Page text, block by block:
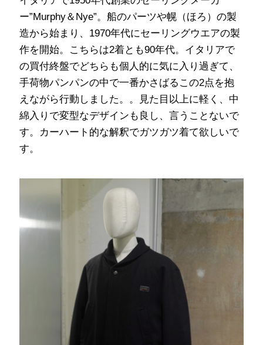
ー”Murphy＆Nye”。船のパーツや幌（ほろ）の製
造から始まり、1970年代にセーリングウエアの製
作を開始。こちらは2着とも90年代。イタリアで
の買付終盤でどちらも個人的に気に入り過ぎて、
手荷物パンパンの中で一番かさばるこの2点を抱
えながら行動しました。。見た目以上に軽く、中
綿入りで変型なデザインも良し、言うことないで
す。カーハート的な解釈でガツガツ着て欲しいで
す。